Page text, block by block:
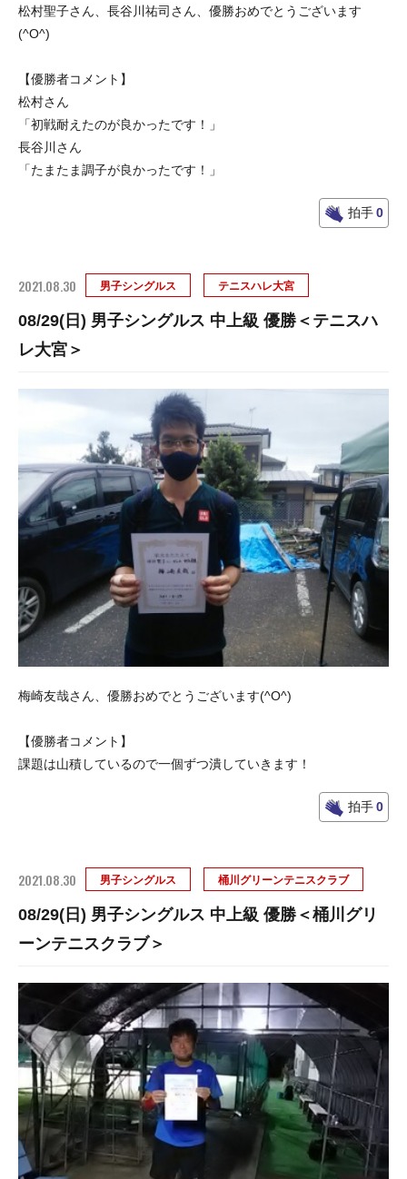
松村聖子さん、長谷川祐司さん、優勝おめでとうございます
(^O^)
【優勝者コメント】
松村さん
「初戦耐えたのが良かったです！」
長谷川さん
「たまたま調子が良かったです！」
拍手0
2021.08.30 男子シングルス テニスハレ大宮
08/29(日) 男子シングルス 中上級 優勝＜テニスハ
レ大宮＞
梅崎友哉さん、優勝おめでとうございます(^O^)
【優勝者コメント】
課題は山積しているので一個ずつ潰していきます！
拍手0
2021.08.30 男子シングルス 桶川グリーンテニスクラブ
08/29(日) 男子シングルス 中上級 優勝＜桶川グリ
ーンテニスクラブ＞